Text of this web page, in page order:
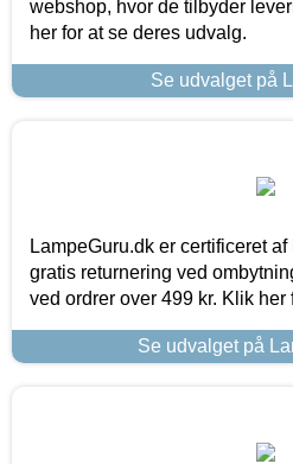
webshop, hvor de tilbyder
her for at se deres udvalg.
Se udvalget på
LampeGuru.dk er certificeret
gratis returnering ved
ved ordrer over 499 kr. Klik her
Se udvalget på